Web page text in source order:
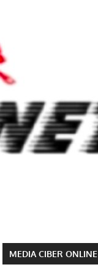
MEDIA CIBER ONLINE